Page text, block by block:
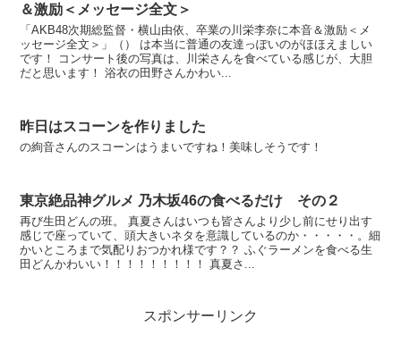
＆激励＜メッセージ全文＞
「AKB48次期総監督・横山由依、卒業の川栄李奈に本音＆激励＜メ
ッセージ全文＞」（） は本当に普通の友達っぽいのがほほえましい
です！ コンサート後の写真は、川栄さんを食べている感じが、大胆
だと思います！ 浴衣の田野さんかわい...
昨日はスコーンを作りました
の絢音さんのスコーンはうまいですね！美味しそうです！
東京絶品神グルメ 乃木坂46の食べるだけ その２
再び生田どんの班。 真夏さんはいつも皆さんより少し前にせり出す
感じで座っていて、頭大きいネタを意識しているのか・・・・・。細
かいところまで気配りおつかれ様です？？ ふぐラーメンを食べる生
田どんかわいい！！！！！！！！！ 真夏さ...
スポンサーリンク